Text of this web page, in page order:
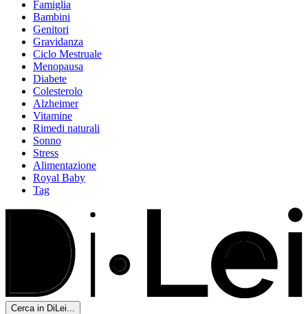
Famiglia
Bambini
Genitori
Gravidanza
Ciclo Mestruale
Menopausa
Diabete
Colesterolo
Alzheimer
Vitamine
Rimedi naturali
Sonno
Stress
Alimentazione
Royal Baby
Tag
Cerca in DiLei...